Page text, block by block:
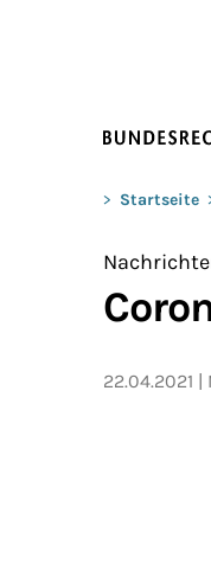
Sie befinden
> Startseite
22.04.2021